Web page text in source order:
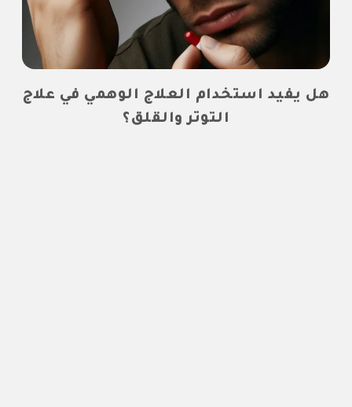
هل يفيد استخدام العلاج الوهمي في علاج
التوتر والقلق؟